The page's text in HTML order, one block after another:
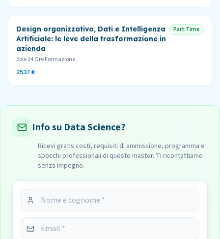
Design organizzativo, Dati e Intelligenza
Artificiale: le leve della trasformazione in
azienda
Part Time
Sole 24 Ore Formazione
2537 €
Info su Data Science?
Ricevi gratis costi, requisiti di ammissione, programma e
sbocchi professionali di questo master. Ti ricontattiamo
senza impegno.